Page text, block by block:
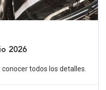
2026
todos los detalles.